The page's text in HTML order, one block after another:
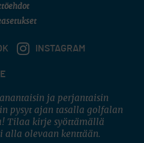
INSTAGRAM
ja perjantaisin
pysyt ajan tasalla golfalan
Tilaa kirje syöttämällä
alla olevaan kenttään.